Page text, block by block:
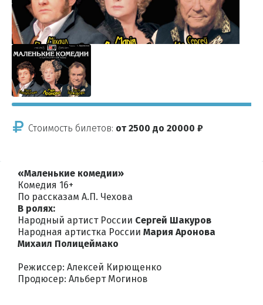
Стоимость билетов: от 2500 до 20000 ₽
«Маленькие комедии»
Комедия 16+
По рассказам А.П. Чехова
В ролях:
Народный артист России Сергей Шакуров
Народная артистка России Мария Аронова
Михаил Полицеймако
Режиссер: Алексей Кирющенко
Продюсер: Альберт Могинов